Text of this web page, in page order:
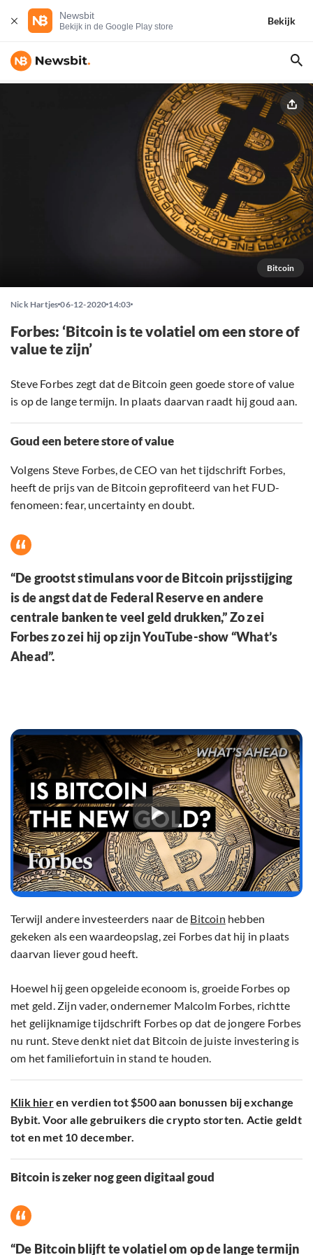
Newsbit
Bekijk in de Google Play store
Bekijk
Bitcoin
Nick Hartjes 06-12-2020 14:03
Forbes: ‘Bitcoin is te volatiel om een store of
value te zijn’
Steve Forbes zegt dat de Bitcoin geen goede store of value
is op de lange termijn. In plaats daarvan raadt hij goud aan.
Goud een betere store of value
Volgens Steve Forbes, de CEO van het tijdschrift Forbes,
heeft de prijs van de Bitcoin geprofiteerd van het FUD-
fenomeen: fear, uncertainty en doubt.
“De grootst stimulans voor de Bitcoin prijsstijging
is de angst dat de Federal Reserve en andere
centrale banken te veel geld drukken,” Zo zei
Forbes zo zei hij op zijn YouTube-show “What’s
Ahead”.
Terwijl andere investeerders naar de Bitcoin hebben
gekeken als een waardeopslag, zei Forbes dat hij in plaats
daarvan liever goud heeft.
Hoewel hij geen opgeleide econoom is, groeide Forbes op
met geld. Zijn vader, ondernemer Malcolm Forbes, richtte
het gelijknamige tijdschrift Forbes op dat de jongere Forbes
nu runt. Steve denkt niet dat Bitcoin de juiste investering is
om het familiefortuin in stand te houden.
Klik hieren verdien tot $500 aan bonussen bij exchange
Bybit. Voor alle gebruikers die crypto storten. Actie geldt
tot en met 10 december.
Bitcoin is zeker nog geen digitaal goud
“De Bitcoin blijft te volatiel om op de lange termijn